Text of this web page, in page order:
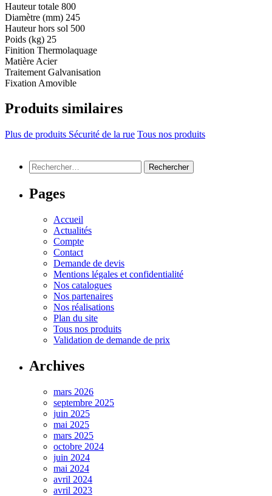
Hauteur totale 800
Diamètre (mm) 245
Hauteur hors sol 500
Poids (kg) 25
Finition Thermolaquage
Matière Acier
Traitement Galvanisation
Fixation Amovible
Produits similaires
Plus de produits Sécurité de la rue Tous nos produits
Rechercher :
Pages
Accueil
Actualités
Compte
Contact
Demande de devis
Mentions légales et confidentialité
Nos catalogues
Nos partenaires
Nos réalisations
Plan du site
Tous nos produits
Validation de demande de prix
Archives
mars 2026
septembre 2025
juin 2025
mai 2025
mars 2025
octobre 2024
juin 2024
mai 2024
avril 2024
avril 2023